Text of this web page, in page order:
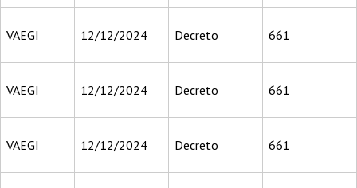
VAEGI 12/12/2024 Decreto 661
VAEGI 12/12/2024 Decreto 661
VAEGI 12/12/2024 Decreto 661